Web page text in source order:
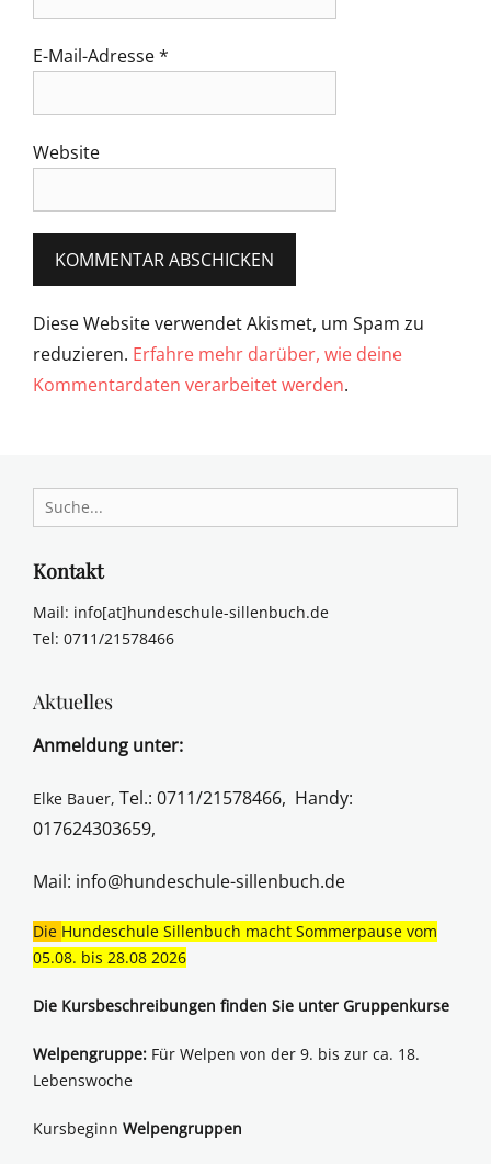
E-Mail-Adresse*
Website
Diese Website verwendet Akismet, um Spam zu
reduzieren. Erfahre mehr darüber, wie deine
Kommentardaten verarbeitet werden.
Search
for:
Kontakt
Mail: info[at]hundeschule-sillenbuch.de
Tel: 0711/21578466
Aktuelles
Anmeldung unter:
Elke Bauer, Tel.: 0711/21578466, Handy:
017624303659,
Mail: info@hundeschule-sillenbuch.de
Die Hundeschule Sillenbuch macht Sommerpause vom
05.08. bis 28.08 2026
Die Kursbeschreibungen finden Sie unter Gruppenkurse
Welpengruppe: Für Welpen von der 9. bis zur ca. 18.
Lebenswoche
Kursbeginn Welpengruppen